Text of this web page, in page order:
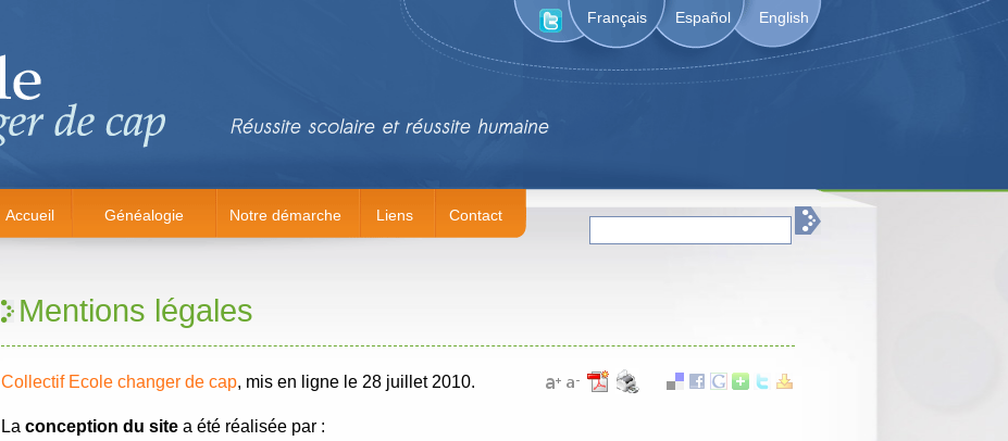
Français Español English
Accueil Généalogie Notre démarche Liens Contact
Mentions légales
Collectif Ecole changer de cap, mis en ligne le 28 juillet 2010.
La conception du site a été réalisée par :